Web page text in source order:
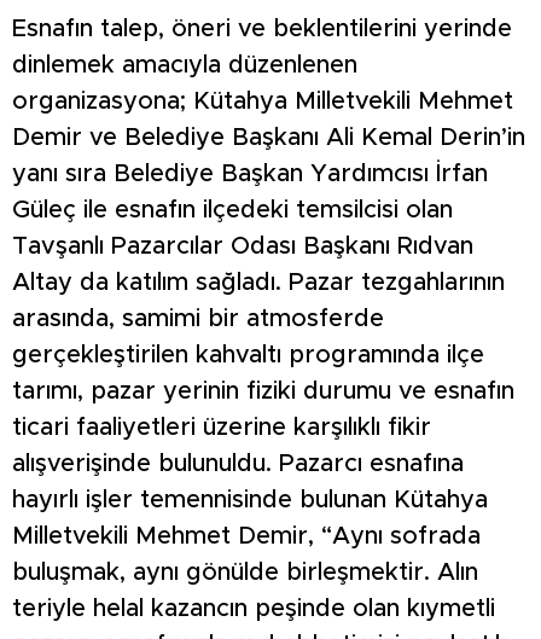
Esnafın talep, öneri ve beklentilerini yerinde
dinlemek amacıyla düzenlenen
organizasyona; Kütahya Milletvekili Mehmet
Demir ve Belediye Başkanı Ali Kemal Derin’in
yanı sıra Belediye Başkan Yardımcısı İrfan
Güleç ile esnafın ilçedeki temsilcisi olan
Tavşanlı Pazarcılar Odası Başkanı Rıdvan
Altay da katılım sağladı. Pazar tezgahlarının
arasında, samimi bir atmosferde
gerçekleştirilen kahvaltı programında ilçe
tarımı, pazar yerinin fiziki durumu ve esnafın
ticari faaliyetleri üzerine karşılıklı fikir
alışverişinde bulunuldu. Pazarcı esnafına
hayırlı işler temennisinde bulunan Kütahya
Milletvekili Mehmet Demir, “Aynı sofrada
buluşmak, aynı gönülde birleşmektir. Alın
teriyle helal kazancın peşinde olan kıymetli